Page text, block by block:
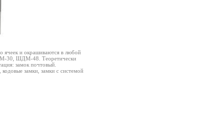
ячеек и окрашиваются в любой
30, ШДМ-48. Теоретически
замок почтовый.
замки, замки с системой